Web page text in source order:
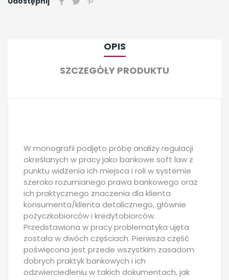
OPIS
SZCZEGÓŁY PRODUKTU
W monografii podjęto próbę analizy regulacji
określanych w pracy jako bankowe soft law z
punktu widzenia ich miejsca i roli w systemie
szeroko rozumianego prawa bankowego oraz
ich praktycznego znaczenia dla klienta
konsumenta/klienta detalicznego, głównie
pożyczkobiorców i kredytobiorców.
Przedstawiona w pracy problematyka ujęta
została w dwóch częściach. Pierwsza część
poświęcona jest przede wszystkim zasadom
dobrych praktyk bankowych i ich
odzwierciedleniu w takich dokumentach, jak